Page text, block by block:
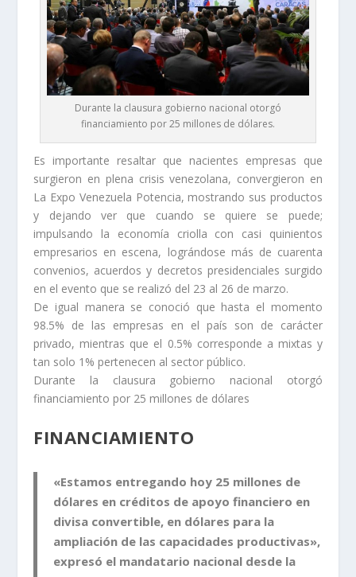
Durante la clausura gobierno nacional otorgó
financiamiento por 25 millones de dólares.
Es importante resaltar que nacientes empresas que
surgieron en plena crisis venezolana, convergieron en
La Expo Venezuela Potencia, mostrando sus productos
y dejando ver que cuando se quiere se puede;
impulsando la economía criolla con casi quinientos
empresarios en escena, lográndose más de cuarenta
convenios, acuerdos y decretos presidenciales surgido
en el evento que se realizó del 23 al 26 de marzo.
De igual manera se conoció que hasta el momento
98.5% de las empresas en el país son de carácter
privado, mientras que el 0.5% corresponde a mixtas y
tan solo 1% pertenecen al sector público.
Durante la clausura gobierno nacional otorgó
financiamiento por 25 millones de dólares
FINANCIAMIENTO
«Estamos entregando hoy 25 millones de
dólares en créditos de apoyo financiero en
divisa convertible, en dólares para la
ampliación de las capacidades productivas»,
expresó el mandatario nacional desde la